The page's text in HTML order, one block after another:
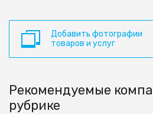
Добавить фотографии
товаров и услуг
Рекомендуемые
рубрике